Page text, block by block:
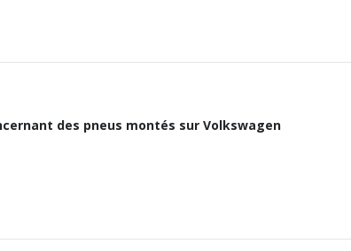
des pneus montés sur Volkswagen